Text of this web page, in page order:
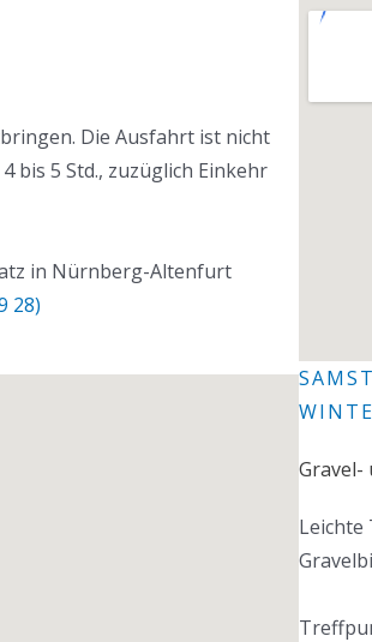
Die Ausfahrt ist nicht
bis 5 Std., zuzüglich Einkehr
in Nürnberg-Altenfurt
28)
Gravel-
Leichte